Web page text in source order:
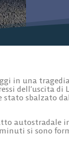
in una
dell’uscita di
stato sbalzato
autostradale
si sono